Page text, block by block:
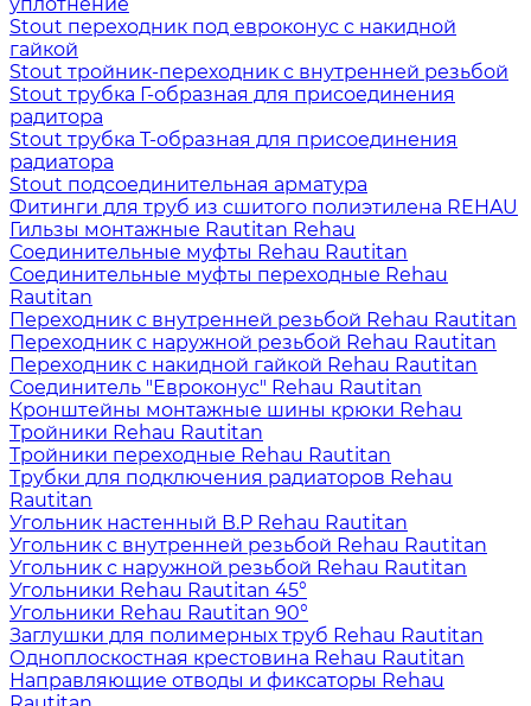
Stout переходник под евроконус с накидной
гайкой
Stout тройник-переходник с внутренней резьбой
Stout трубка Г-образная для присоединения
радитора
Stout трубка T-образная для присоединения
радиатора
Stout подсоединительная арматура
Фитинги для труб из сшитого полиэтилена REHAU
Гильзы монтажные Rautitan Rehau
Соединительные муфты Rehau Rautitan
Соединительные муфты переходные Rehau
Rautitan
Переходник с внутренней резьбой Rehau Rautitan
Переходник с наружной резьбой Rehau Rautitan
Переходник с накидной гайкой Rehau Rautitan
Соединитель "Евроконус" Rehau Rautitan
Кронштейны монтажные шины крюки Rehau
Тройники Rehau Rautitan
Тройники переходные Rehau Rautitan
Трубки для подключения радиаторов Rehau
Rautitan
Угольник настенный В.Р Rehau Rautitan
Угольник с внутренней резьбой Rehau Rautitan
Угольник с наружной резьбой Rehau Rautitan
Угольники Rehau Rautitan 45°
Угольники Rehau Rautitan 90°
Заглушки для полимерных труб Rehau Rautitan
Одноплоскостная крестовина Rehau Rautitan
Направляющие отводы и фиксаторы Rehau